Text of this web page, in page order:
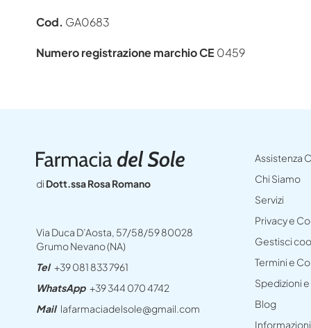
Cod. GA0683
Numero registrazione marchio CE 0459
di Dott.ssa Rosa Romano
Via Duca D’Aosta, 57/58/59 80028
Grumo Nevano (NA)
Tel +39 081 833 7961
WhatsApp +39 344 070 4742
Mail lafarmaciadelsole@gmail.com
Assistenza
Chi Siamo
Servizi
Privacy e
Gestisci
Termini e
Spedizioni
Blog